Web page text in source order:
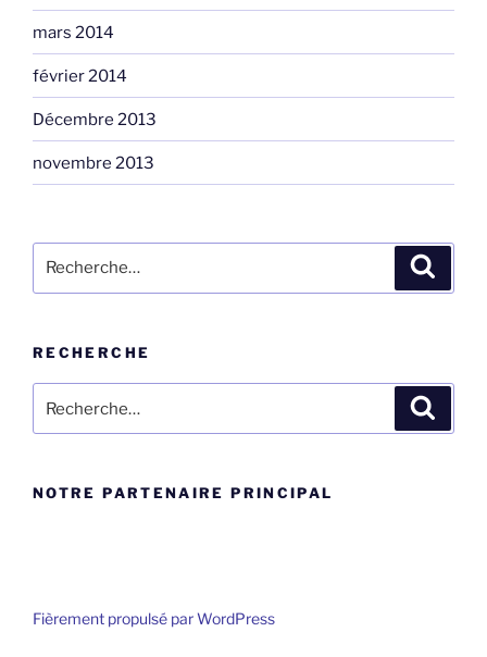
mars 2014
février 2014
Décembre 2013
novembre 2013
RECHERCHE
NOTRE PARTENAIRE PRINCIPAL
Fièrement propulsé par WordPress